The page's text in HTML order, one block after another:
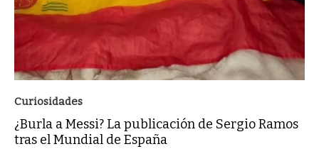
Curiosidades
¿Burla a Messi? La publicación de Sergio Ramos
tras el Mundial de España